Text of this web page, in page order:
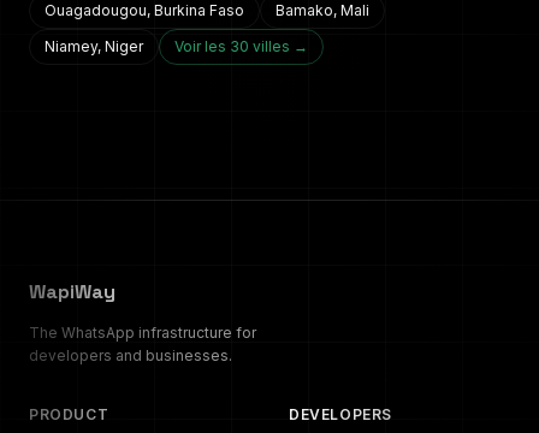
Ouagadougou, Burkina Faso Bamako, Mali
Niamey, Niger Voir les 30 villes →
WapiWay
The WhatsApp infrastructure for
developers and businesses.
PRODUCT DEVELOPERS